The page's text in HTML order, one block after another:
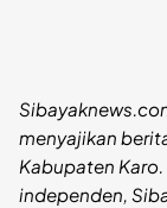
menyajikan
Kabupaten
independen,